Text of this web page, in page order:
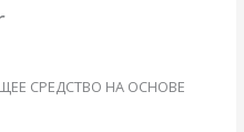
СРЕДСТВО НА ОСНОВЕ